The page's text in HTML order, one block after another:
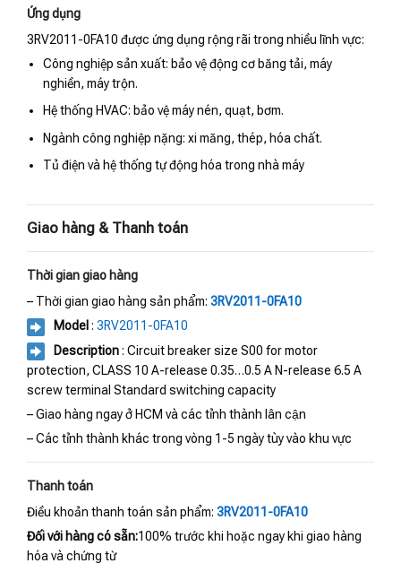
Ứng dụng
3RV2011-0FA10 được ứng dụng rộng rãi trong nhiều lĩnh vực:
Công nghiệp sản xuất: bảo vệ động cơ băng tải, máy
nghiền, máy trộn.
Hệ thống HVAC: bảo vệ máy nén, quạt, bơm.
Ngành công nghiệp nặng: xi măng, thép, hóa chất.
Tủ điện và hệ thống tự động hóa trong nhà máy
Giao hàng & Thanh toán
Thời gian giao hàng
– Thời gian giao hàng sản phẩm: 3RV2011-0FA10
Model : 3RV2011-0FA10
Description: Circuit breaker size S00 for motor
protection, CLASS 10 A-release 0.35…0.5 A N-release 6.5 A
screw terminal Standard switching capacity
– Giao hàng ngay ở HCM và các tỉnh thành lân cận
– Các tỉnh thành khác trong vòng 1-5 ngày tùy vào khu vực
Thanh toán
Điều khoản thanh toán sản phẩm: 3RV2011-0FA10
Đối với hàng có sẵn:100% trước khi hoặc ngay khi giao hàng
hóa và chứng từ